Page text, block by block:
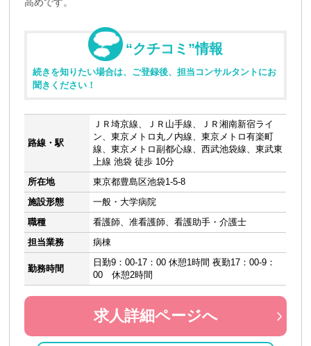
高めです。
“クチコミ”情報
続きを知りたい場合は、ご登録後、担当コンサルタントにお
聞きください！
路線・駅
ＪＲ埼京線、ＪＲ山手線、ＪＲ湘南新宿ライ
ン、東京メトロ丸ノ内線、東京メトロ有楽町
線、東京メトロ副都心線、西武池袋線、東武東
上線 池袋 徒歩 10分
所在地
東京都豊島区池袋1-5-8
施設形態
一般・大学病院
職種
看護師、准看護師、看護助手・介護士
担当業務
病棟
勤務時間
日勤9：00-17：00 休憩1時間 夜勤17：00-9：
00 休憩2時間
求人詳細ページへ